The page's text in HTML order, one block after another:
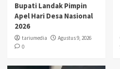
Bupati Landak Pimpin
Apel Hari Desa Nasional
2026
tariumedia
Agustus 9, 2026
0